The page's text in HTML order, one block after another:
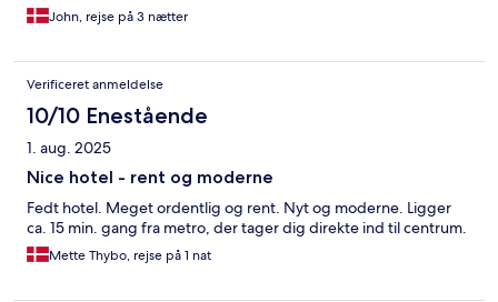
John, rejse på 3 nætter
Verificeret anmeldelse
10/10 Enestående
1. aug. 2025
Nice hotel - rent og moderne
Fedt hotel. Meget ordentlig og rent. Nyt og moderne. Ligger
ca. 15 min. gang fra metro, der tager dig direkte ind til centrum.
Mette Thybo, rejse på 1 nat